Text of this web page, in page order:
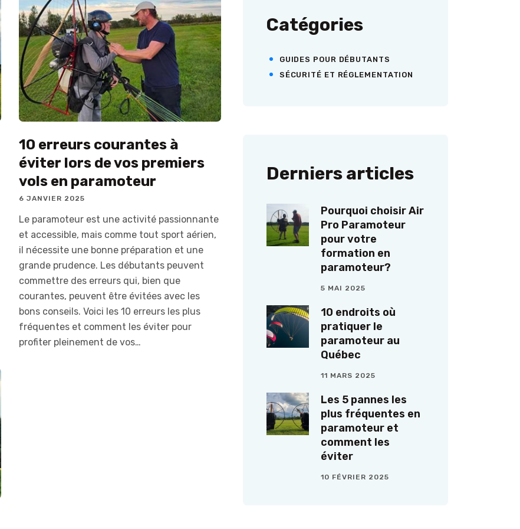
10 erreurs courantes à
éviter lors de vos premiers
vols en paramoteur
6 JANVIER 2025
Le paramoteur est une activité passionnante
et accessible, mais comme tout sport aérien,
il nécessite une bonne préparation et une
grande prudence. Les débutants peuvent
commettre des erreurs qui, bien que
courantes, peuvent être évitées avec les
bons conseils. Voici les 10 erreurs les plus
fréquentes et comment les éviter pour
profiter pleinement de vos…
Catégories
GUIDES POUR DÉBUTANTS
SÉCURITÉ ET RÉGLEMENTATION
Derniers articles
Pourquoi choisir Air
Pro Paramoteur
pour votre
formation en
paramoteur?
5 MAI 2025
10 endroits où
pratiquer le
paramoteur au
Québec
11 MARS 2025
Les 5 pannes les
plus fréquentes en
paramoteur et
comment les
éviter
10 FÉVRIER 2025